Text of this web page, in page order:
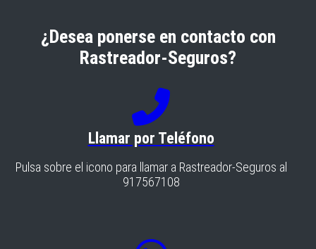
¿Desea ponerse en contacto con
Rastreador-Seguros?
Llamar por Teléfono
Pulsa sobre el icono para llamar a Rastreador-Seguros al
917567108